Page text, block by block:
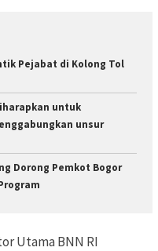
Pejabat di Kolong Tol
untuk
unsur
Dorong Pemkot Bogor
Utama BNN RI